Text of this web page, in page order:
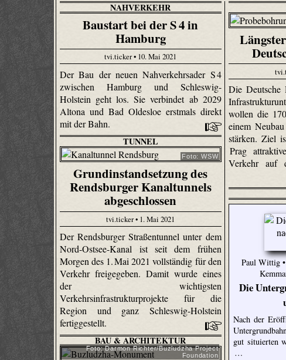
NAHVERKEHR
Baustart bei der S 4 in
Hamburg
tvi.ticker • 10. Mai 2021
Der Bau der neuen Nahverkehrsader S 4
zwischen Hamburg und Schleswig-
Holstein geht los. Sie verbindet ab 2029
Altona und Bad Oldesloe erstmals direkt
mit der Bahn.
Die Deutsche
wollen die
einem
stärken. Ziel
Prag
Verkehr auf
TUNNEL
Foto: WSW
Grundinstandsetzung des
Rendsburger Kanaltunnels
abgeschlossen
tvi.ticker • 1. Mai 2021
Der Rendsburger Straßentunnel unter dem
Nord-Ostsee-Kanal ist seit dem frühen
Morgen des 1. Mai 2021 vollständig für den
Verkehr freigegeben. Damit wurde eines
der wichtigsten
Verkehrsinfrastrukturprojekte für die
Region und ganz Schleswig-Holstein
fertiggestellt.
Paul Wittig •
Die
Nach der
gut situierten
…
BAU & ARCHITEKTUR
Foto: Darmon Richter/Buzludzha Project
Foundation